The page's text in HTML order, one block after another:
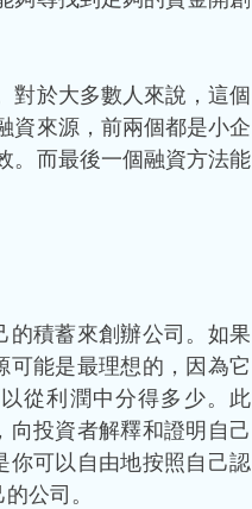
對於大多數人來說，這個
資來源，前兩個都是小企
。而最後一個融資方法能
的積蓄來創辦公司。如果
可能是最理想的，因為它
從利潤中分得多少。此
向投資者解釋和證明自己
你可以自由地按照自己認
公司。